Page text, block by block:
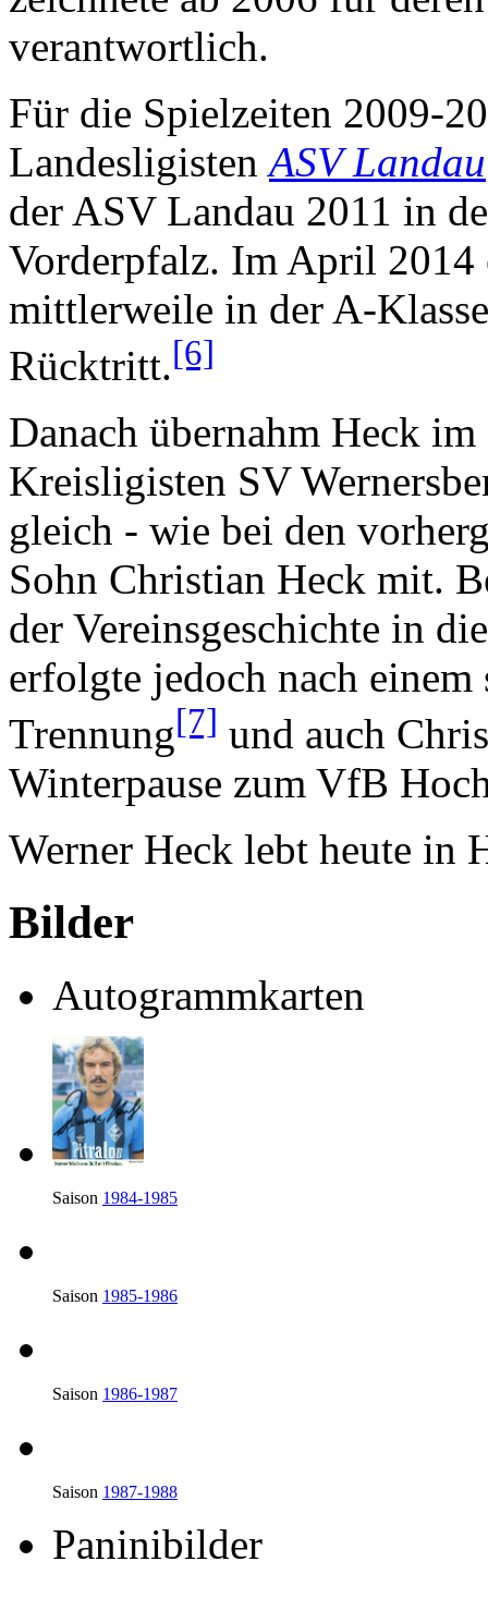
verantwortlich.
Für die Spielzeiten 2009-
LandesligistenASV Landau
der ASV Landau 2011 in
Vorderpfalz. Im April 2014
mittlerweile in der A-
Rücktritt.[6]
Danach übernahm Heck
Kreisligisten SV
gleich - wie bei den
Sohn Christian Heck mit.
der Vereinsgeschichte in
erfolgte jedoch nach
Trennung[7] und auch
Winterpause zum VfB
Werner Heck lebt heute in
Bilder
Autogrammkarten
Saison 1984-1985
Saison 1985-1986
Saison 1986-1987
Saison 1987-1988
Paninibilder